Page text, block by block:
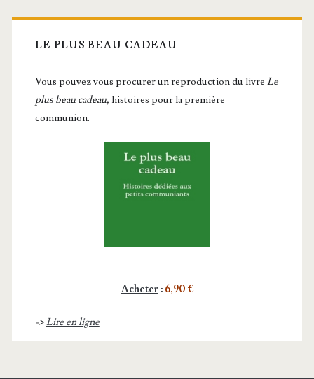
LE PLUS BEAU CADEAU
Vous pou­vez vous pro­cu­rer un repro­duc­tion du livre Le
plus beau cadeau, histoires pour la première
communion.
Acheter: 6,90 €
->Lire en ligne